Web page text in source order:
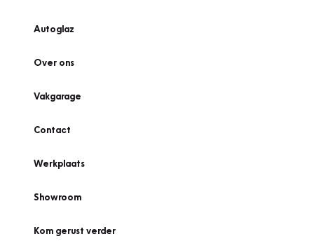
Autoglaz
Over ons
Vakgarage
Contact
Werkplaats
Showroom
Kom gerust verder